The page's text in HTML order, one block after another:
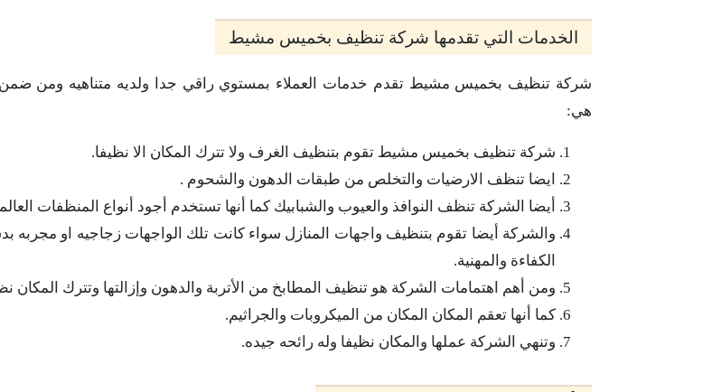
الخدمات التي تقدمها شركة تنظيف بخميس مشيط
شركة تنظيف بخميس مشيط تقدم خدمات العملاء بمستوي راقي جدا ولديه متناهيه ومن
هي:
شركة تنظيف بخميس مشيط تقوم بتنظيف الغرف ولا تترك المكان الا نظيفا.
ايضا تنظف الارضيات والتخلص من طبقات الدهون والشحوم .
أيضا الشركة تنظف النوافذ والعيوب والشبابيك كما أنها تستخدم أجود أنواع المنظفات
والشركة أيضا تقوم بتنظيف واجهات المنازل سواء كانت تلك الواجهات زجاجيه او مجربه
الكفاءة والمهنية.
ومن أهم اهتمامات الشركة هو تنظيف المطابخ من الأتربة والدهون وإزالتها وتترك المكان
كما أنها تعقم المكان المكان من الميكروبات والجراثيم.
وتنهي الشركة عملها والمكان نظيفا وله رائحه جيده.